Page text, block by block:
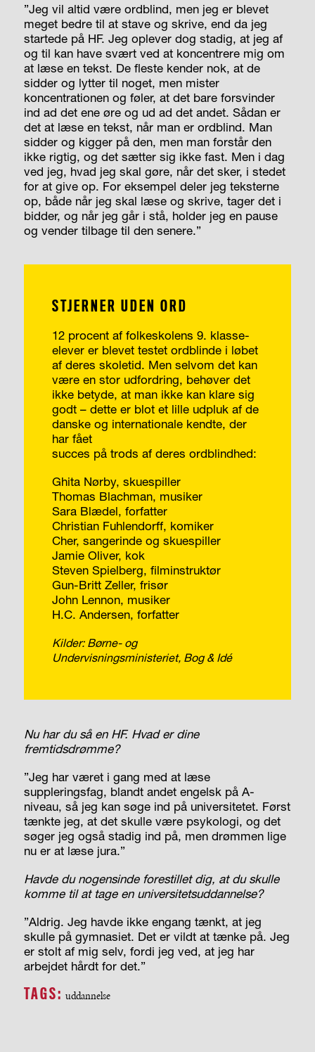
”Jeg vil altid være ordblind, men jeg er blevet
meget bedre til at stave og skrive, end da jeg
startede på HF. Jeg oplever dog stadig, at jeg af
og til kan have svært ved at koncentrere mig om
at læse en tekst. De fleste kender nok, at de
sidder og lytter til noget, men mister
koncentrationen og føler, at det bare forsvinder
ind ad det ene øre og ud ad det andet. Sådan er
det at læse en tekst, når man er ordblind. Man
sidder og kigger på den, men man forstår den
ikke rigtig, og det sætter sig ikke fast. Men i dag
ved jeg, hvad jeg skal gøre, når det sker, i stedet
for at give op. For eksempel deler jeg teksterne
op, både når jeg skal læse og skrive, tager det i
bidder, og når jeg går i stå, holder jeg en pause
og vender tilbage til den senere.”
STJERNER UDEN ORD
12 procent af folkeskolens 9. klasse-
elever er blevet testet ordblinde i løbet
af deres skoletid. Men selvom det kan
være en stor udfordring, behøver det
ikke betyde, at man ikke kan klare sig
godt – dette er blot et lille udpluk af de
danske og internationale kendte, der
har fået
succes på trods af deres ordblindhed:
Ghita Nørby, skuespiller
Thomas Blachman, musiker
Sara Blædel, forfatter
Christian Fuhlendorff, komiker
Cher, sangerinde og skuespiller
Jamie Oliver, kok
Steven Spielberg, filminstruktør
Gun-Britt Zeller, frisør
John Lennon, musiker
H.C. Andersen, forfatter
Kilder: Børne- og
Undervisningsministeriet, Bog & Idé
Nu har du så en HF. Hvad er dine
fremtidsdrømme?
”Jeg har været i gang med at læse
suppleringsfag, blandt andet engelsk på A-
niveau, så jeg kan søge ind på universitetet. Først
tænkte jeg, at det skulle være psykologi, og det
søger jeg også stadig ind på, men drømmen lige
nu er at læse jura.”
Havde du nogensinde forestillet dig, at du skulle
komme til at tage en universitetsuddannelse?
”Aldrig. Jeg havde ikke engang tænkt, at jeg
skulle på gymnasiet. Det er vildt at tænke på. Jeg
er stolt af mig selv, fordi jeg ved, at jeg har
arbejdet hårdt for det.”
TAGS: uddannelse